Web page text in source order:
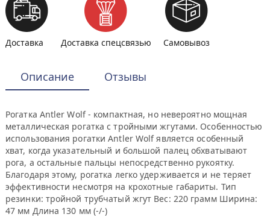
Доставка Доставка спецсвязью Самовывоз
Описание Отзывы
Рогатка Antler Wolf - компактная, но невероятно мощная
металлическая рогатка с тройными жгутами. Особенностью
использования рогатки Antler Wolf является особенный
хват, когда указательный и большой палец обхватывают
рога, а остальные пальцы непосредственно рукоятку.
Благодаря этому, рогатка легко удерживается и не теряет
эффективности несмотря на крохотные габариты. Тип
резинки: тройной трубчатый жгут Вес: 220 грамм Ширина:
47 мм Длина 130 мм (-/-)